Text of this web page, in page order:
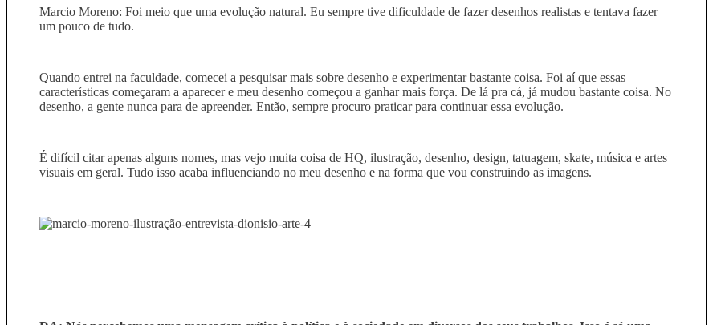
Marcio Moreno: Foi meio que uma evolução natural. Eu sempre tive dificuldade de fazer desenhos realistas e tentava fazer
um pouco de tudo.
Quando entrei na faculdade, comecei a pesquisar mais sobre desenho e experimentar bastante coisa. Foi aí que essas
características começaram a aparecer e meu desenho começou a ganhar mais força. De lá pra cá, já mudou bastante coisa. No
desenho, a gente nunca para de apreender. Então, sempre procuro praticar para continuar essa evolução.
É difícil citar apenas alguns nomes, mas vejo muita coisa de HQ, ilustração, desenho, design, tatuagem, skate, música e artes
visuais em geral. Tudo isso acaba influenciando no meu desenho e na forma que vou construindo as imagens.